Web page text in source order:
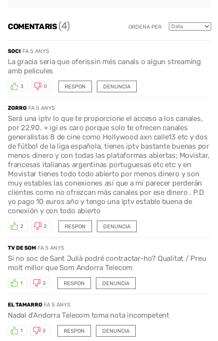
COMENTARIS(4) ORDENA PER
SOCI FA 5 ANYS
La gracia seria que oferissin més canals o algun streaming
amb pelicules
RESPON
3 0 DENUNCIA
ZORRO FA 5 ANYS
Será una iptv lo que te proporcione el acceso a los canales,
por 22,90. + igi es caro porque solo te ofrecen canales
generalistas 8 de cine como Hollywood axn calle13 etc y dos
de fútbol de la liga española, tienes iptv bastante buenas por
menos dinero y con todas las plataformas abiertas; Movistar,
francesas italianas argentinas portuguesas etc etc y en
Movistar tienes todo todo abierto por menos dinero y son
muy estables las conexiones así que a mi parecer perderán
clientes como no ofrezcan más canales por ese dinero . P.D
yo pago 10 euros año y tengo una iptv estable buena de
conexión y con todo abierto
RESPON
2 2 DENUNCIA
TV DE SOM FA 5 ANYS
Si no soc de Sant Julià podré contractar-ho? Qualitat / Preu
molt millor que Som Andorra Telecom
RESPON
1 2 DENUNCIA
EL TAMARRO FA 5 ANYS
Nadal d'Andorra Telecom toma nota incompetent
RESPON
1 2 DENUNCIA